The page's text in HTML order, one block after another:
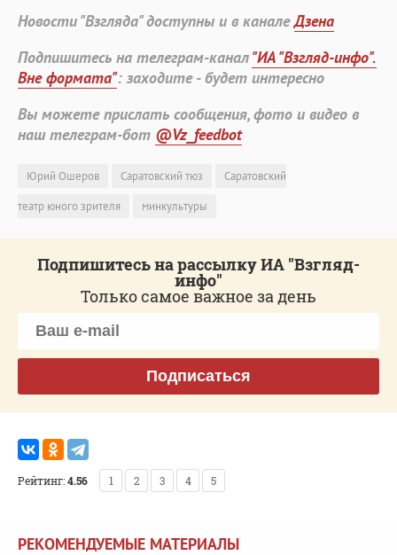
Новости "Взгляда" доступны и в каналеДзена
Подпишитесь на телеграм-канал"ИА "Взгляд-инфо".
Вне формата": заходите - будет интересно
Вы можете прислать сообщения, фото и видео в
наш телеграм-бот @Vz_feedbot
Юрий Ошеров Саратовский тюз
Саратовский
театр юного зрителя
минкультуры
Подпишитесь на рассылку ИА "Взгляд-
инфо"
Только самое важное за день
Подписаться
Рейтинг:4.56 1 2 3 4 5
РЕКОМЕНДУЕМЫЕ МАТЕРИАЛЫ